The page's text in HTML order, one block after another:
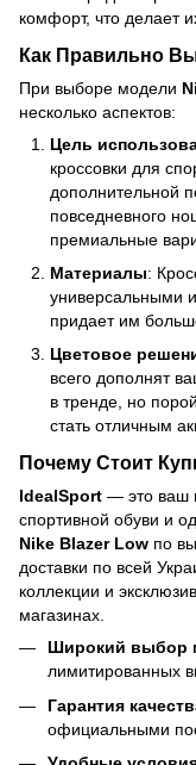
комфорт, что делает
Как Правильно
При выборе модели
несколько аспектов:
Цель
кроссовки для
дополнительной
повседневного
премиальные
Материалы:
универсальными
придает им
Цветовое
всего дополнят
в тренде, но
стать отличным
Почему Стоит
IdealSport — это ваш
спортивной обуви и
Nike Blazer Low по
доставки по всей
коллекции и
магазинах.
Широкий выбор
лимитированных
Гарантия
официальными